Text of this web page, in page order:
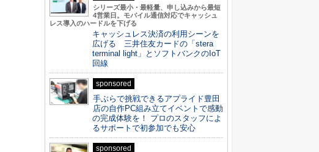
シリーズ最小・最軽量、申し込みから最短
4営業日。モバイル通信対応でキャッシュ
レス導入のハードルを下げる
キャッシュレス決済の利用シーンを
広げる 三井住友カードの「stera
terminal light」とソフトバンクのIoT
回線
sponsored
手ぶらで挑戦できるアプライド豊田
店の自作PC組み立てイベントで感動
の完成体験を！ プロのスタッフによ
るサポートで初参加でも安心
sponsored